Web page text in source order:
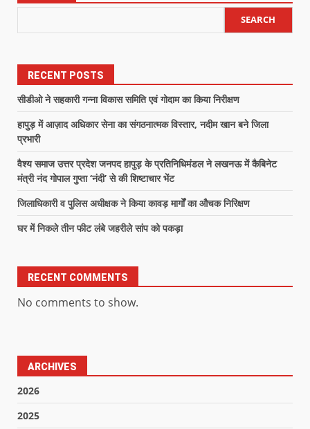
SEARCH
RECENT POSTS
सीडीओ ने सहकारी गन्ना विकास समिति एवं गोदाम का किया निरीक्षण
हापुड़ में आज़ाद अधिकार सेना का संगठनात्मक विस्तार, नदीम खान बने जिला
प्रभारी
वैश्य समाज उत्तर प्रदेश जनपद हापुड़ के प्रतिनिधिमंडल ने लखनऊ में कैबिनेट
मंत्री नंद गोपाल गुप्ता ‘नंदी’ से की शिष्टाचार भेंट
जिलाधिकारी व पुलिस अधीक्षक ने किया कावड़ मार्गों का औचक निरिक्षण
घर में निकले तीन फीट लंबे जहरीले सांप को पकड़ा
RECENT COMMENTS
No comments to show.
ARCHIVES
2026
2025